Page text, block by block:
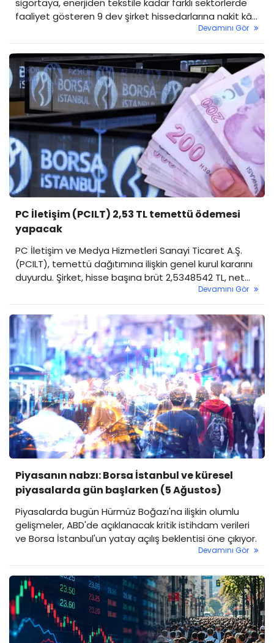
faaliyet gösteren 9 dev şirket hissedarlarına nakit kâr
Devamını Gör
PC İletişim (PCILT) 2,53 TL temettü ödemesi
yapacak
PC İletişim ve Medya Hizmetleri Sanayi Ticaret A.Ş.
(PCILT), temettü dağıtımına ilişkin genel kurul kararını
duyurdu. Şirket, hisse başına brüt 2,5348542 TL, net
Devamını Gör
Piyasanın nabzı: Borsa İstanbul ve küresel
piyasalarda gün başlarken (5 Ağustos)
Piyasalarda bugün Hürmüz Boğazı'na ilişkin olumlu
gelişmeler, ABD'de açıklanacak kritik istihdam verileri
ve Borsa İstanbul'un yatay açılış beklentisi öne çıkıyor.
Devamını Gör